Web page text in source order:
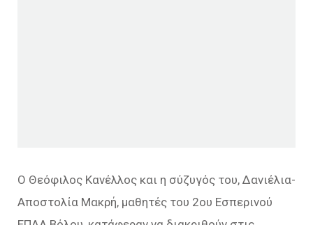
Ο Θεόφιλος Κανέλλος και η σύζυγός του, Δανιέλια-
Αποστολία Μακρή, μαθητές του 2ου Εσπερινού